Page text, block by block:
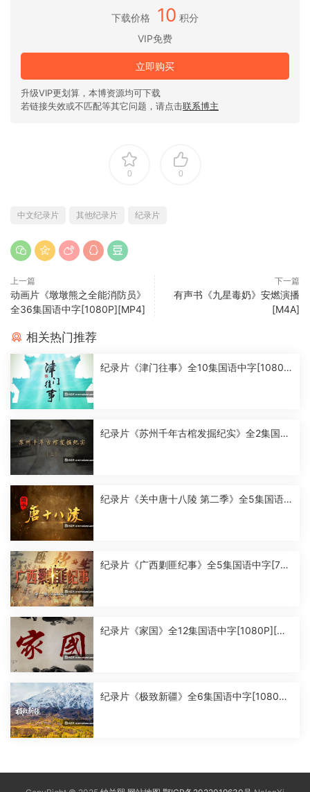
下载价格 10 积分
VIP免费
立即购买
升级VIP更划算，本博资源均可下载
若链接失效或不匹配等其它问题，请点击联系博主
0 0
中文纪录片 其他纪录片 纪录片
上一篇
动画片《墩墩熊之全能消防员》
全36集国语中字[1080P][MP4]
下一篇
有声书《九星毒奶》安燃演播
[M4A]
相关热门推荐
纪录片《津门往事》全10集国语中字[1080
纪录片《苏州千年古棺发掘纪实》全2集国语
纪录片《关中唐十八陵 第二季》全5集国语
纪录片《广西剿匪纪事》全5集国语中字[720
纪录片《家国》全12集国语中字[1080P][MP
纪录片《极致新疆》全6集国语中字[1080P]